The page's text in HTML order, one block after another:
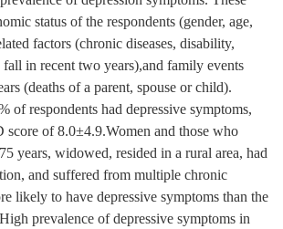
status of the respondents (gender, age,
factors (chronic diseases, disability,
in recent two years),and family events
(deaths of a parent, spouse or child).
of respondents had depressive symptoms,
score of 8.0±4.9.Women and those who
years, widowed, resided in a rural area, had
and suffered from multiple chronic
likely to have depressive symptoms than the
prevalence of depressive symptoms in